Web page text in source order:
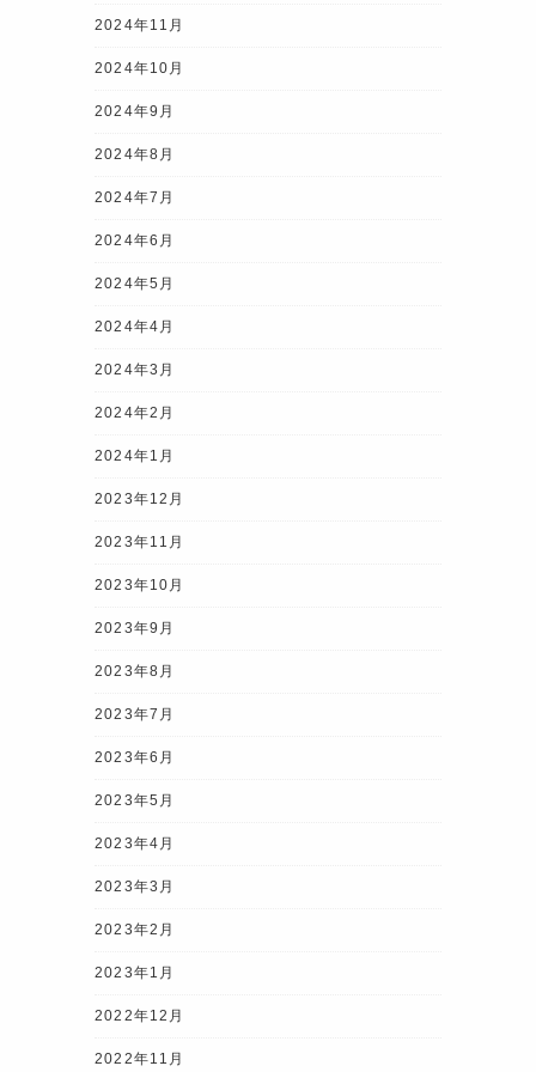
2024年11月
2024年10月
2024年9月
2024年8月
2024年7月
2024年6月
2024年5月
2024年4月
2024年3月
2024年2月
2024年1月
2023年12月
2023年11月
2023年10月
2023年9月
2023年8月
2023年7月
2023年6月
2023年5月
2023年4月
2023年3月
2023年2月
2023年1月
2022年12月
2022年11月